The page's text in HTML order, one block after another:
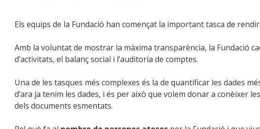
Els equips de la Fundació han començat la important tasca de
Amb la voluntat de mostrar la màxima transparència, la Fundació
d’activitats, el balanç social i l’auditoria de comptes.
Una de les tasques més complexes és la de quantificar les dades
d’ara ja tenim les dades, i és per això que volem donar a conèixer
dels documents esmentats.